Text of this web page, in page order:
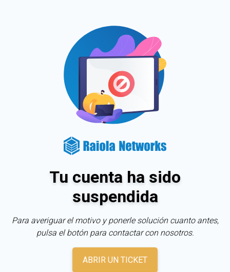
Tu cuenta ha sido
suspendida
Para averiguar el motivo y ponerle solución cuanto antes,
pulsa el botón para contactar con nosotros.
ABRIR UN TICKET